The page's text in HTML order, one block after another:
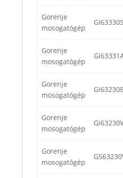
Gorenje
mosogatógép
GI63330S
Gorenje
mosogatógép
Gorenje
mosogatógép
GI63230E
Gorenje
mosogatógép
Gorenje
mosogatógép